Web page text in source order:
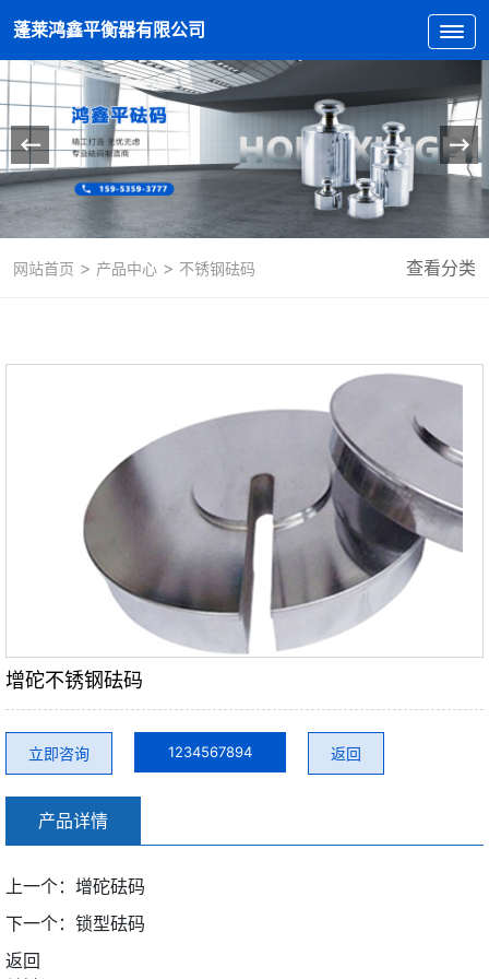
蓬莱鸿鑫平衡器有限公司
网站首页 > 产品中心 > 不锈钢砝码 查看分类
增砣不锈钢砝码
立即咨询 1234567894 返回
产品详情
上一个： 增砣砝码
下一个： 锁型砝码
返回